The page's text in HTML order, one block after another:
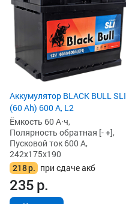
Аккумулятор BLACK BULL SLI
(60 Ah) 600 А, L2
Ёмкость 60 А·ч,
Полярность обратная [- +],
Пусковой ток 600 А,
242x175x190
218р. при сдаче акб
235р.